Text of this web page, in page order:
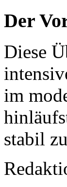
Der
Diese
im
stabil